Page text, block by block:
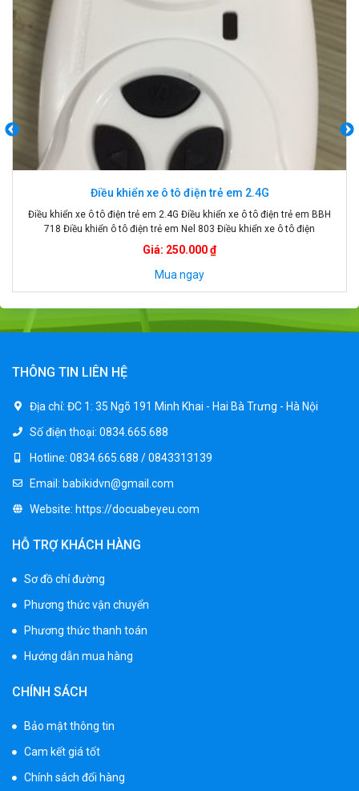
Điều khiển xe ô tô điện trẻ em 2.4G
Điều khiển xe ô tô điện trẻ em 2.4G Điều khiển xe ô tô điện trẻ em BBH
718 Điều khiển ô tô điện trẻ em Nel 803 Điều khiển xe ô tô điện
Giá: 250.000 ₫
Mua ngay
THÔNG TIN LIÊN HỆ
Địa chỉ: ĐC 1: 35 Ngõ 191 Minh Khai - Hai Bà Trưng - Hà Nội
Số điện thoại: 0834.665.688
Hotline: 0834.665.688 / 0843313139
Email: babikidvn@gmail.com
Website: https://docuabeyeu.com
HỖ TRỢ KHÁCH HÀNG
Sơ đồ chỉ đường
Phương thức vận chuyển
Phương thức thanh toán
Hướng dẫn mua hàng
CHÍNH SÁCH
Bảo mật thông tin
Cam kết giá tốt
Chính sách đổi hàng